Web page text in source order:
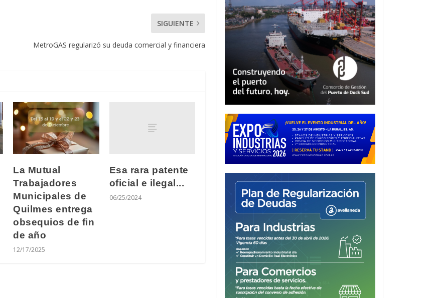
SIGUIENTE
MetroGAS regularizó su deuda comercial y financiera
La Mutual
Trabajadores
Municipales de
Quilmes entrega
obsequios de fin
de año
12/17/2025
Esa rara patente
oficial e ilegal...
06/25/2024